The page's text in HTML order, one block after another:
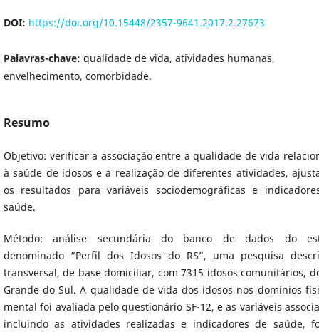
DOI: https://doi.org/10.15448/2357-9641.2017.2.27673
Palavras-chave: qualidade de vida, atividades humanas,
envelhecimento, comorbidade.
Resumo
Objetivo: verificar a associação entre a qualidade de vida
à saúde de idosos e a realização de diferentes atividades,
os resultados para variáveis sociodemográficas e
saúde.
Método: análise secundária do banco de dados do
denominado “Perfil dos Idosos do RS”, uma pesquisa
transversal, de base domiciliar, com 7315 idosos comunitários,
Grande do Sul. A qualidade de vida dos idosos nos domínios
mental foi avaliada pelo questionário SF-12, e as variáveis
incluindo as atividades realizadas e indicadores de saúde,